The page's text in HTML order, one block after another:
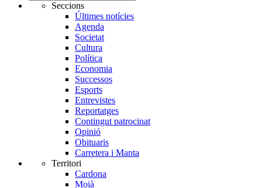
Seccions
Últimes notícies
Agenda
Societat
Cultura
Política
Economia
Successos
Esports
Entrevistes
Reportatges
Contingut patrocinat
Opinió
Obituaris
Carretera i Manta
Territori
Cardona
Moià